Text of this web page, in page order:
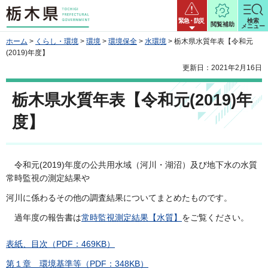
栃木県 緊急・防災
閲覧補助
検索
メニュー
ホーム > くらし・環境 > 環境 > 環境保全 > 水環境 > 栃木県水質年表【令和元
(2019)年度】
更新日：2021年2月16日
栃木県水質年表【令和元(2019)年
度】
令和元(2019)年度の公共用水域（河川・湖沼）及び地下水の水質
常時監視の測定結果や
河川に係わるその他の調査結果についてまとめたものです。
過年度の報告書は常時監視測定結果【水質】 をご覧ください。
表紙、目次（PDF：469KB）
第１章 環境基準等（PDF：348KB）